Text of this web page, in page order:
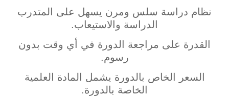
نظام دراسة سلس ومرن يسهل على المتدرب
الدراسة والاستيعاب.
القدرة على مراجعة الدورة في أي وقت بدون
رسوم.
السعر الخاص بالدورة يشمل المادة العلمية
الخاصة بالدورة.